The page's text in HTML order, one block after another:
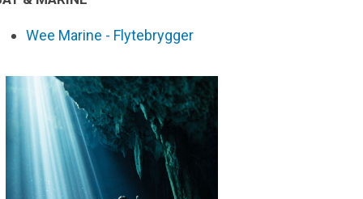
Wee Marine - Flytebrygger